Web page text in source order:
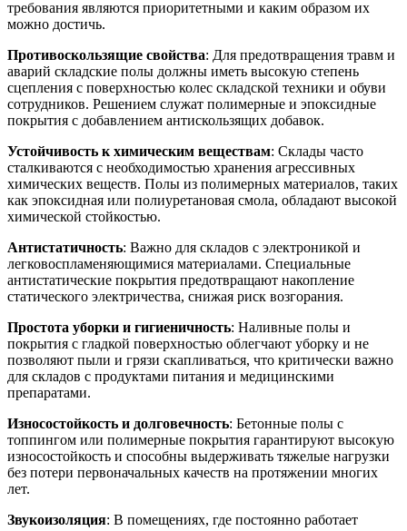
требования являются приоритетными и каким образом их
можно достичь.
Противоскользящие свойства: Для предотвращения травм и
аварий складские полы должны иметь высокую степень
сцепления с поверхностью колес складской техники и обуви
сотрудников. Решением служат полимерные и эпоксидные
покрытия с добавлением антискользящих добавок.
Устойчивость к химическим веществам: Склады часто
сталкиваются с необходимостью хранения агрессивных
химических веществ. Полы из полимерных материалов, таких
как эпоксидная или полиуретановая смола, обладают высокой
химической стойкостью.
Антистатичность: Важно для складов с электроникой и
легковоспламеняющимися материалами. Специальные
антистатические покрытия предотвращают накопление
статического электричества, снижая риск возгорания.
Простота уборки и гигиеничность: Наливные полы и
покрытия с гладкой поверхностью облегчают уборку и не
позволяют пыли и грязи скапливаться, что критически важно
для складов с продуктами питания и медицинскими
препаратами.
Износостойкость и долговечность: Бетонные полы с
топпингом или полимерные покрытия гарантируют высокую
износостойкость и способны выдерживать тяжелые нагрузки
без потери первоначальных качеств на протяжении многих
лет.
Звукоизоляция: В помещениях, где постоянно работает